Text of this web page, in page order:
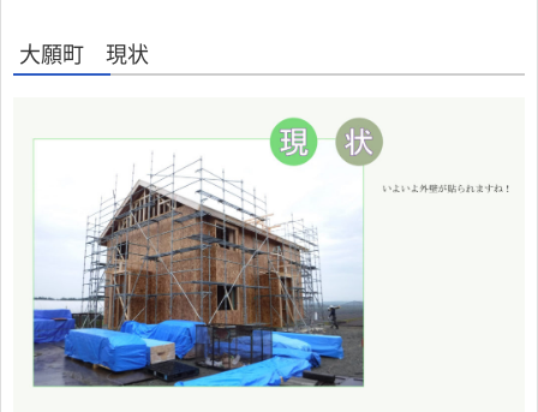
大願町 現状